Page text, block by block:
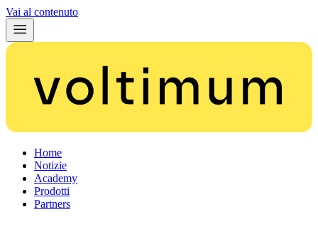
Vai al contenuto
Home
Notizie
Academy
Prodotti
Partners